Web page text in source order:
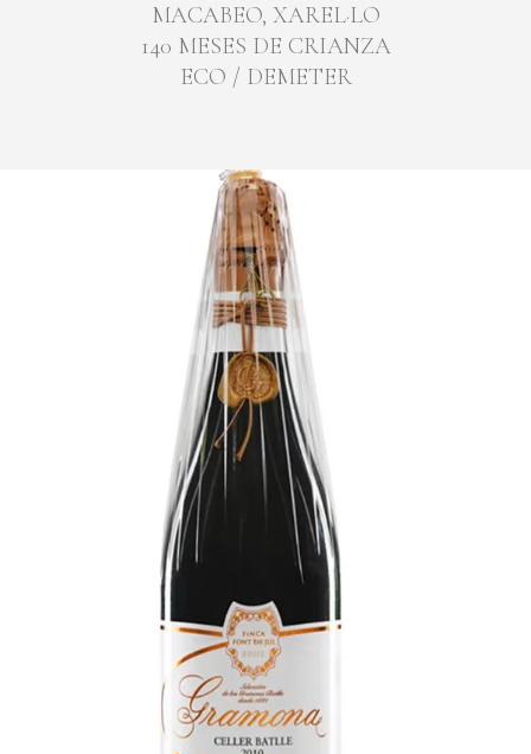
MACABEO, XAREL·LO
140 MESES DE CRIANZA
ECO / DEMETER